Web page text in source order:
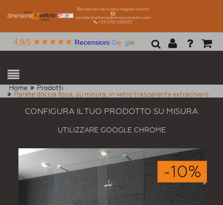
Benvenuto nel nostro negozio online!
vendite@vetreriadimensionevetro.com
+39 0163 560432
4,9/5 ★★★★★ Recensioni Google
Home
Prodotti
Parete doccia fissa, su misura, in vetro trasparente extrachiaro
CONFIGURA IL TUO PRODOTTO SU MISURA
UTILIZZARE GOOGLE CHROME
-10%